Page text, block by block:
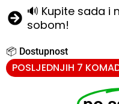
🔊 Kupite sada i
sobom!
📦 Dostupnost
POSLJEDNJIH 7